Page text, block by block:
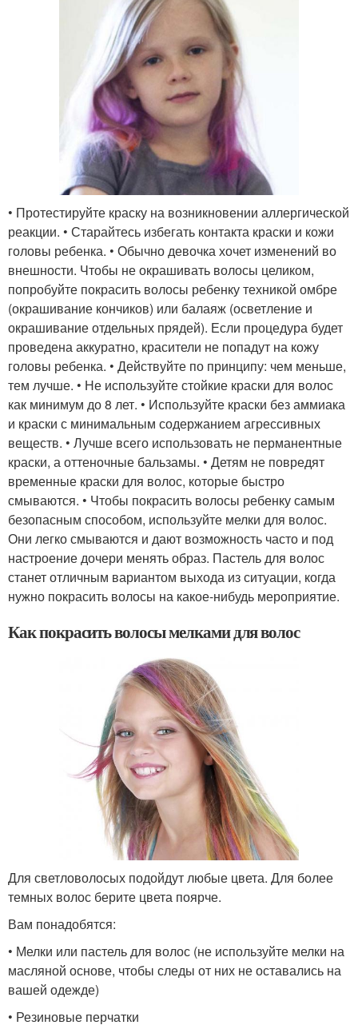
• Протестируйте краску на возникновении аллергической
реакции. • Старайтесь избегать контакта краски и кожи
головы ребенка. • Обычно девочка хочет изменений во
внешности. Чтобы не окрашивать волосы целиком,
попробуйте покрасить волосы ребенку техникой омбре
(окрашивание кончиков) или балаяж (осветление и
окрашивание отдельных прядей). Если процедура будет
проведена аккуратно, красители не попадут на кожу
головы ребенка. • Действуйте по принципу: чем меньше,
тем лучше. • Не используйте стойкие краски для волос
как минимум до 8 лет. • Используйте краски без аммиака
и краски с минимальным содержанием агрессивных
веществ. • Лучше всего использовать не перманентные
краски, а оттеночные бальзамы. • Детям не повредят
временные краски для волос, которые быстро
смываются. • Чтобы покрасить волосы ребенку самым
безопасным способом, используйте мелки для волос.
Они легко смываются и дают возможность часто и под
настроение дочери менять образ. Пастель для волос
станет отличным вариантом выхода из ситуации, когда
нужно покрасить волосы на какое-нибудь мероприятие.
Как покрасить волосы мелками для волос
Для светловолосых подойдут любые цвета. Для более
темных волос берите цвета поярче.
Вам понадобятся:
• Мелки или пастель для волос (не используйте мелки на
масляной основе, чтобы следы от них не оставались на
вашей одежде)
• Резиновые перчатки